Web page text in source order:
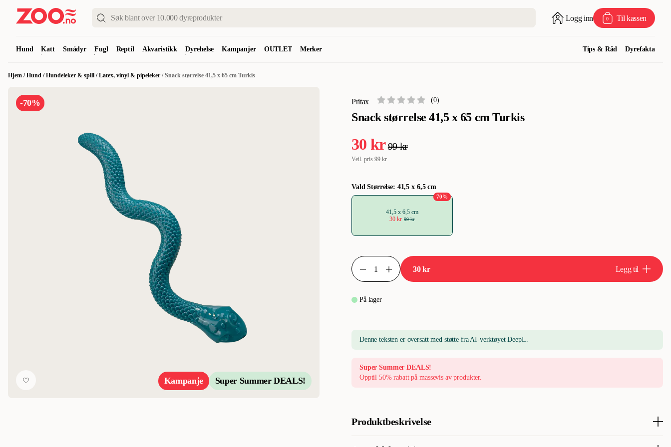
Logg inn 0 Til kassen
Hund Katt Smådyr Fugl Reptil Akvaristikk Dyrehelse Kampanjer OUTLET Merker Tips & Råd Dyrefakta
Hjem /Hund /Hundeleker & spill /Latex, vinyl & pipeleker /Snack størrelse 41,5 x 65 cm Turkis
-70%
Kampanje Super Summer DEALS!
Pritax
Snack størrelse 41,5 x 65 cm Turkis
(0)
30 kr99 kr
Veil. pris 99 kr
Vald Størrelse: 41,5 x 6,5 cm
70%
41,5 x 6,5 cm
30 kr 99 kr
30 kr Legg til
På lager
Denne teksten er oversatt med støtte fra AI-verktøyet DeepL.
Super Summer DEALS!
Opptil 50% rabatt på massevis av produkter.
Produktbeskrivelse